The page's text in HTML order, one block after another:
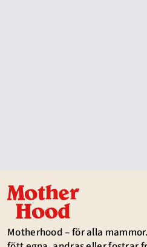
Motherhood – för alla